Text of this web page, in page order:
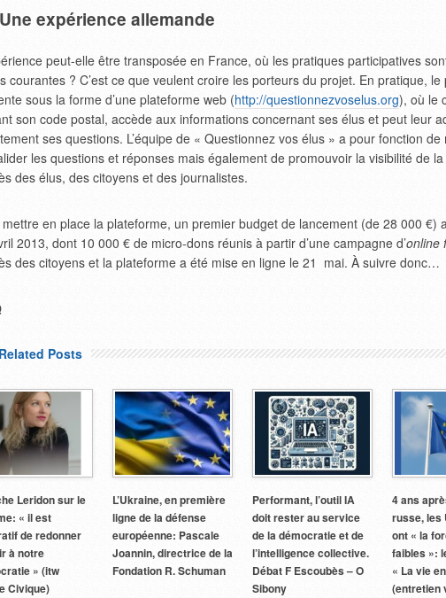
Une expérience allemande
peut-elle être transposée en France, où les pratiques participatives
courantes ? C’est ce que veulent croire les porteurs du projet. En pratique, le
sous la forme d’une plateforme web (http://questionnezvoselus.org), où le
son code postal, accède aux informations concernant ses élus et peut leur
ses questions. L’équipe de « Questionnez vos élus » a pour fonction
les questions et réponses mais également de promouvoir la visibilité de
des élus, des citoyens et des journalistes.
mettre en place la plateforme, un premier budget de lancement (de 28 000 €)
2013, dont 10 000 € de micro-dons réunis à partir d’une campagne d’online
des citoyens et la plateforme a été mise en ligne le 21 mai. À suivre donc…
Related Posts
Leridon sur le
« il est
de redonner
à notre
» (itw
Civique)
L’Ukraine, en première
ligne de la défense
européenne: Pascale
Joannin, directrice de la
Fondation R. Schuman
Performant, l’outil IA
doit rester au service
de la démocratie et de
l’intelligence collective.
Débat F Escoubès – O
Sibony
4 ans
russe, les
ont « la
faibles »:
« La vie
(entretien